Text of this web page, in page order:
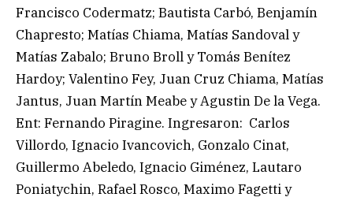
Francisco Codermatz; Bautista Carbó, Benjamín
Chapresto; Matías Chiama, Matías Sandoval y
Matías Zabalo; Bruno Broll y Tomás Benítez
Hardoy; Valentino Fey, Juan Cruz Chiama, Matías
Jantus, Juan Martín Meabe y Agustin De la Vega.
Ent: Fernando Piragine. Ingresaron: Carlos
Villordo, Ignacio Ivancovich, Gonzalo Cinat,
Guillermo Abeledo, Ignacio Giménez, Lautaro
Poniatychin, Rafael Rosco, Maximo Fagetti y